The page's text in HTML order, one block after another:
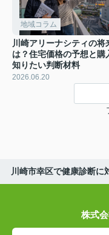
地域コラム
川崎アリーナシティの将
は？住宅価格の予想と購
知りたい判断材料
2026.06.20
川崎市幸区で健康診断に
株式